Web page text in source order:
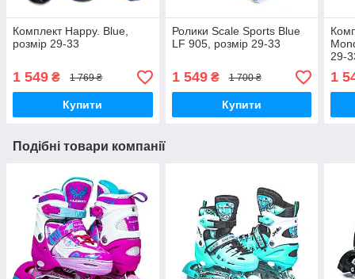
Комплект Happy. Blue,
розмір 29-33
1 549 ₴ 1 769 ₴
Купити
Ролики Scale Sports Blue
LF 905, розмір 29-33
1 549₴ 1 700 ₴
Купити
29-
1
Подібні товари компанії